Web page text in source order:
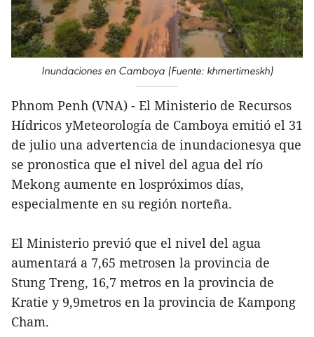
Inundaciones en Camboya (Fuente: khmertimeskh)
Phnom Penh (VNA) - El Ministerio de Recursos
Hídricos yMeteorología de Camboya emitió el 31
de julio una advertencia de inundacionesya que
se pronostica que el nivel del agua del río
Mekong aumente en lospróximos días,
especialmente en su región norteña.
El Ministerio previó que el nivel del agua
aumentará a 7,65 metrosen la provincia de
Stung Treng, 16,7 metros en la provincia de
Kratie y 9,9metros en la provincia de Kampong
Cham.